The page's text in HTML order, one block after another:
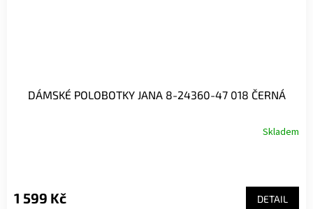
DÁMSKÉ POLOBOTKY JANA 8-24360-47 018 ČERNÁ
Skladem
1 599 Kč DETAIL